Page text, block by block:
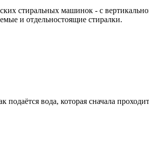
стиральных машинок - с
и отдельностоящие стиралки.
вода, которая сначала проходит